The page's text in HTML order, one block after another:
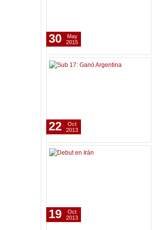
30
May
2015
22
Oct
2013
19
Oct
2013